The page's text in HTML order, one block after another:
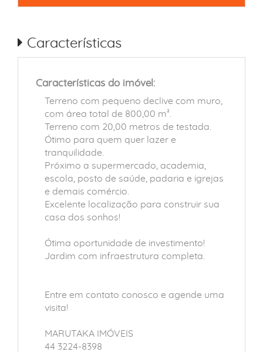
Características
Características do imóvel:
Terreno com pequeno declive com muro,
com área total de 800,00 m².
Terreno com 20,00 metros de testada.
Ótimo para quem quer lazer e
tranquilidade.
Próximo a supermercado, academia,
escola, posto de saúde, padaria e igrejas
e demais comércio.
Excelente localização para construir sua
casa dos sonhos!
Ótima oportunidade de investimento!
Jardim com infraestrutura completa.
Entre em contato conosco e agende uma
visita!
MARUTAKA IMÓVEIS
44 3224-8398